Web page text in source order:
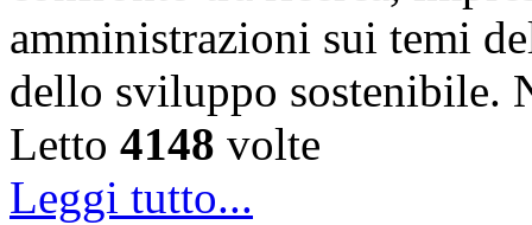
amministrazioni sui temi
dello sviluppo sostenibile.
Letto 4148 volte
Leggi tutto...